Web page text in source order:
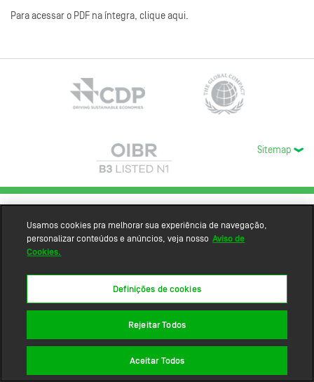
Para acessar o PDF na íntegra, clique aqui.
Sitemap
Usamos cookies pra melhorar sua experiência de navegação,
personalizar conteúdos e anúncios, veja nosso Aviso de
Cookies.
Definições de cookies
Rejeitar Todos
Aceitar Todos